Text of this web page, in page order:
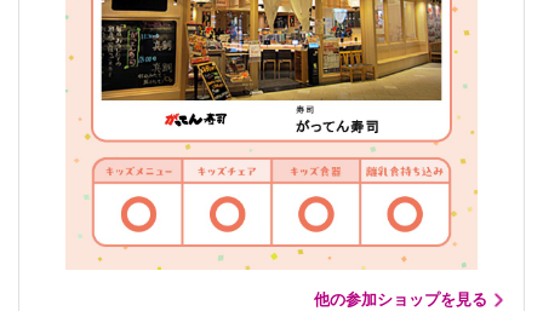
他の参加ショップを見る